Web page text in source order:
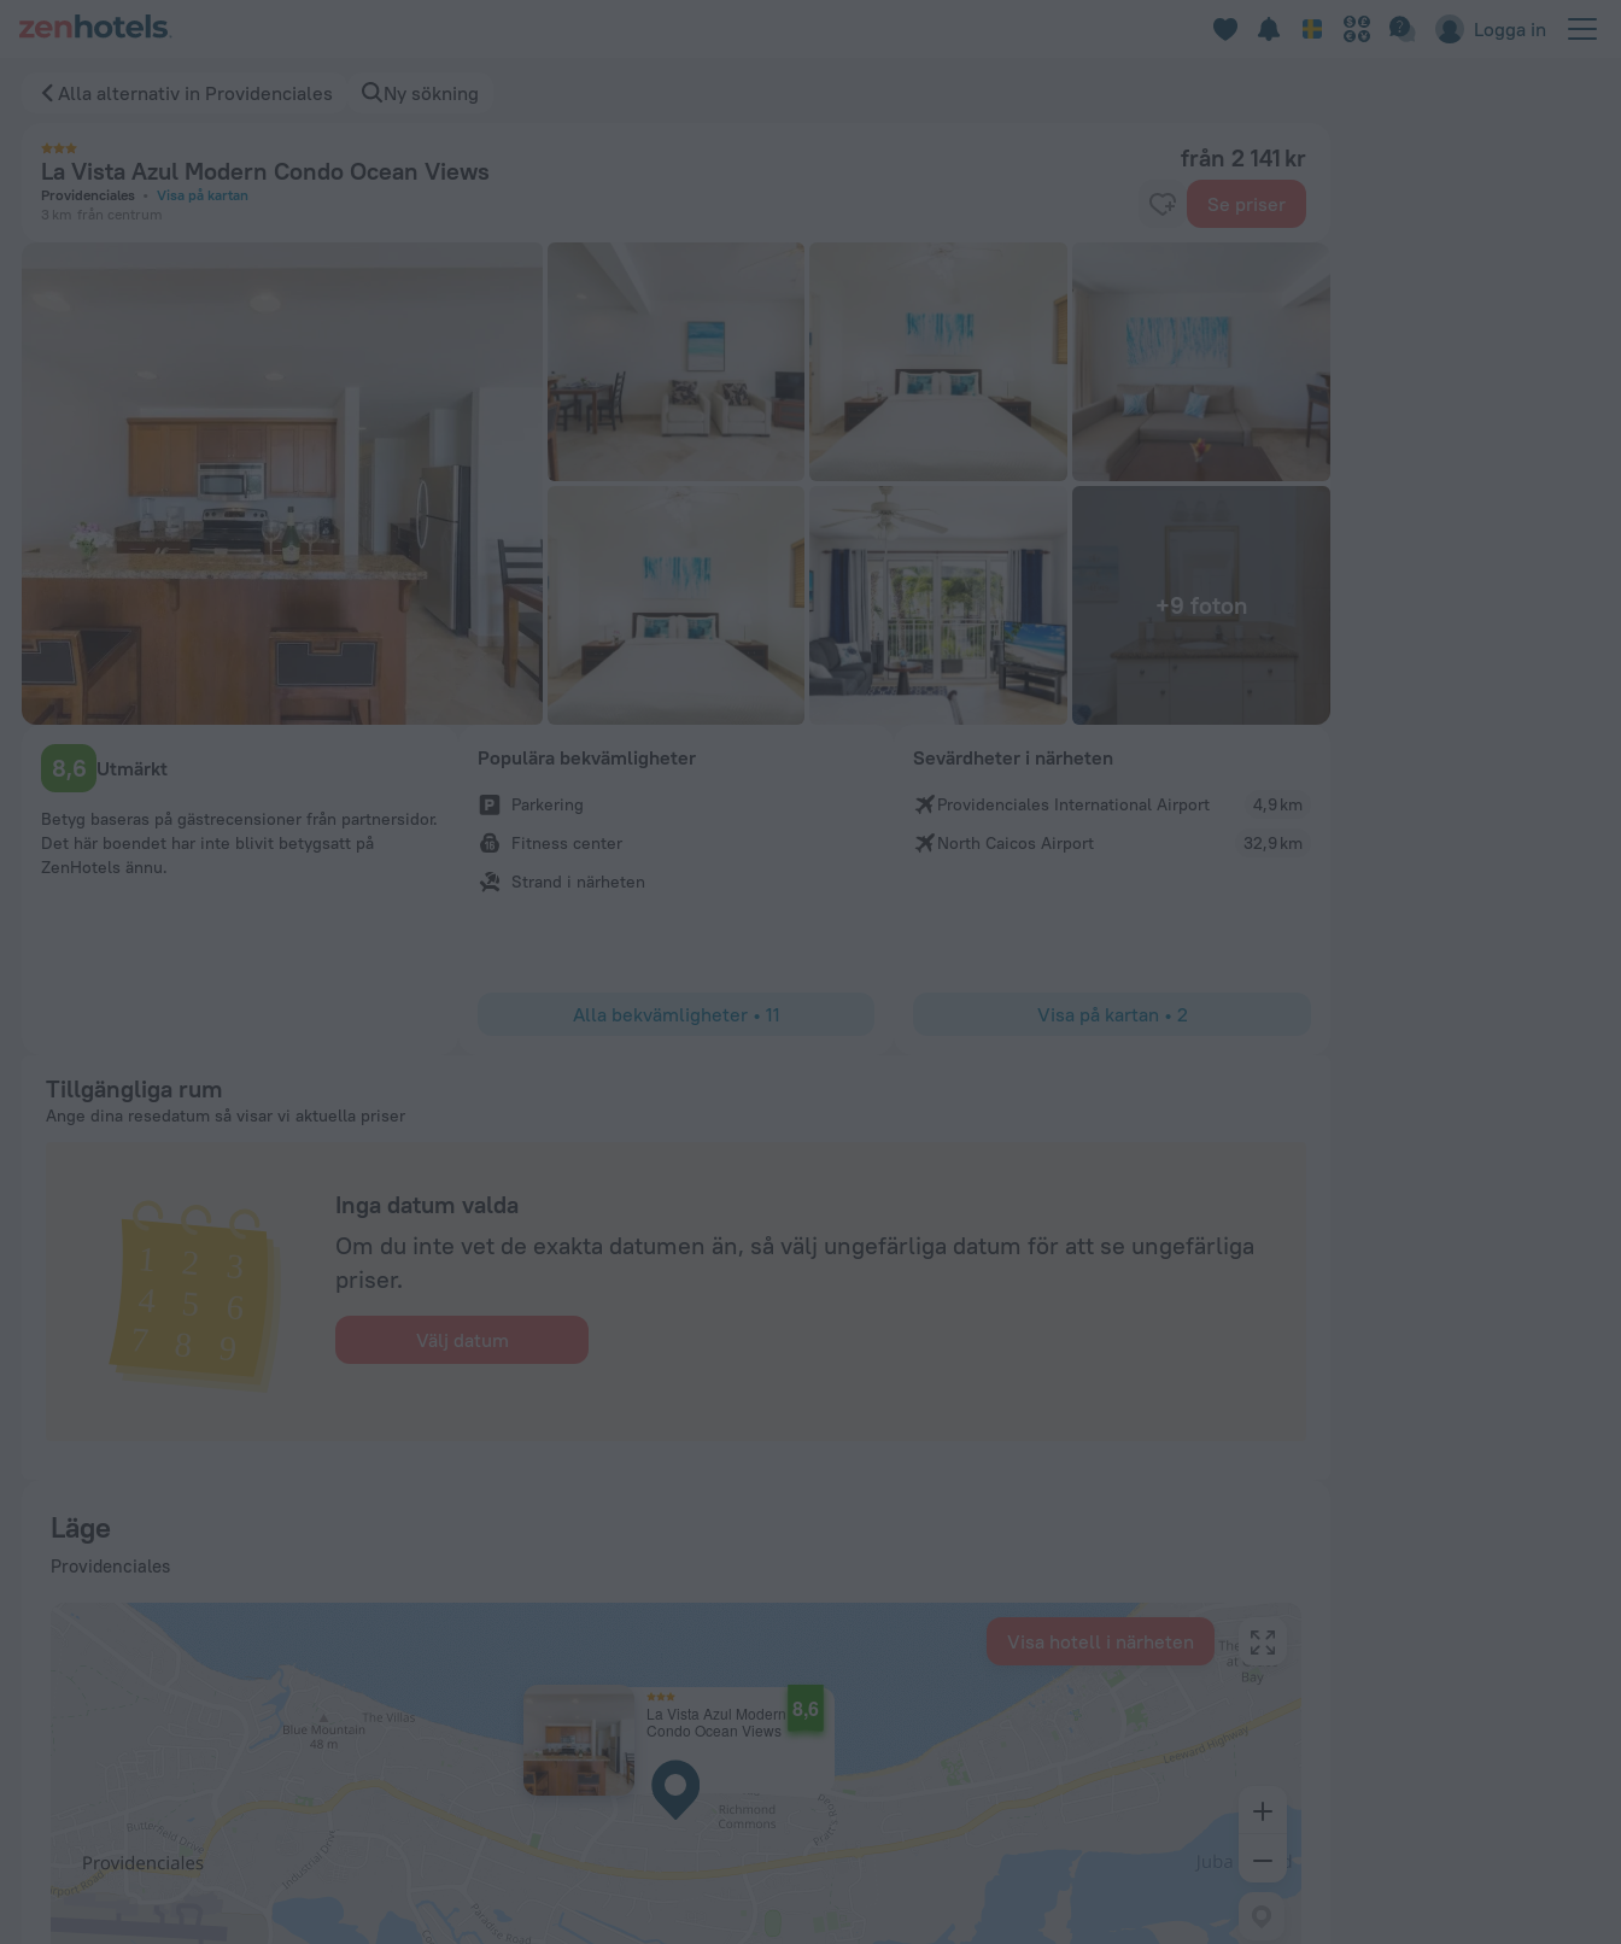
Logga in
Alla alternativ in Providenciales Ny sökning
La Vista Azul Modern Condo Ocean Views
Providenciales
Visa på kartan
3 km från centrum
från 2 141 kr
Se priser
+9 foton
8,6 Utmärkt
Betyg baseras på gästrecensioner från partnersidor.
Det här boendet har inte blivit betygsatt på
ZenHotels ännu.
Populära bekvämligheter
Parkering
Fitness center
Strand i närheten
Alla bekvämligheter• 11
Sevärdheter i närheten
Providenciales International Airport
4,9 km
North Caicos Airport
32,9 km
Visa på kartan • 2
Tillgängliga rum
Ange dina resedatum så visar vi aktuella priser
Inga datum valda
Om du inte vet de exakta datumen än, så välj ungefärliga datum för att se ungefärliga
priser.
Välj datum
Läge
Providenciales
La Vista Azul Modern
Condo Ocean Views
8,6
Visa hotell i närheten
La Vista Azul Modern Condo Ocean Views in Providenciales – boka nu på ZenHotels.com